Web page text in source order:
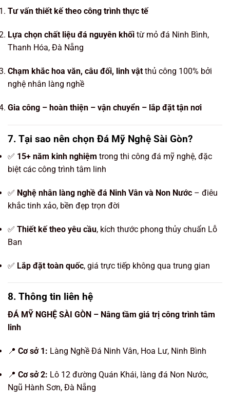
Tư vấn thiết kế theo công trình thực tế
Lựa chọn chất liệu đá nguyên khối từ mỏ đá Ninh Bình,
Thanh Hóa, Đà Nẵng
Chạm khắc hoa văn, câu đối, linh vật thủ công 100% bởi
nghệ nhân làng nghề
Gia công – hoàn thiện – vận chuyển – lắp đặt tận nơi
7. Tại sao nên chọn Đá Mỹ Nghệ Sài Gòn?
✅ 15+ năm kinh nghiệm trong thi công đá mỹ nghệ, đặc
biệt các công trình tâm linh
✅ Nghệ nhân làng nghề đá Ninh Vân và Non Nước – điêu
khắc tinh xảo, bền đẹp trọn đời
✅ Thiết kế theo yêu cầu, kích thước phong thủy chuẩn Lỗ
Ban
✅ Lắp đặt toàn quốc, giá trực tiếp không qua trung gian
8. Thông tin liên hệ
ĐÁ MỸ NGHỆ SÀI GÒN – Nâng tầm giá trị công trình tâm
linh
📍 Cơ sở 1: Làng Nghề Đá Ninh Vân, Hoa Lư, Ninh Bình
📍 Cơ sở 2: Lô 12 đường Quán Khái, làng đá Non Nước,
Ngũ Hành Sơn, Đà Nẵng